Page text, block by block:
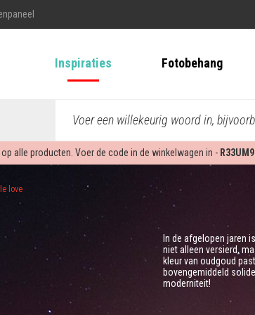
Inspiraties Fotobehang
Voer een willekeurig woord in,
op alle producten. Voer de code in de winkelwagen in -
love
In de afgelopen jaren
niet alleen versierd,
kleur van oudgoud
bovengemiddeld
moderniteit!